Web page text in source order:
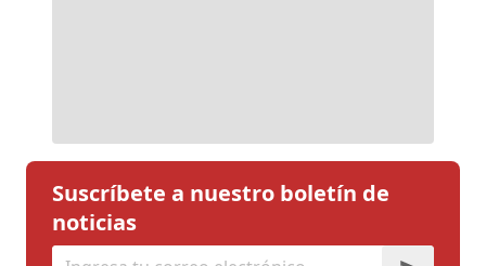
Suscríbete a nuestro boletín de
noticias